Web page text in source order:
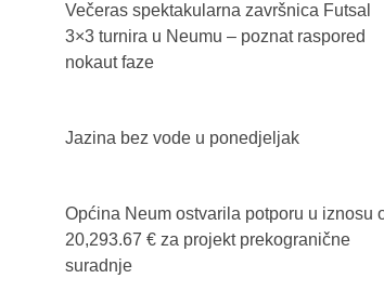
Večeras spektakularna završnica Futsal
3×3 turnira u Neumu – poznat raspored
nokaut faze
Jazina bez vode u ponedjeljak
Općina Neum ostvarila potporu u iznosu
20,293.67 € za projekt prekogranične
suradnje